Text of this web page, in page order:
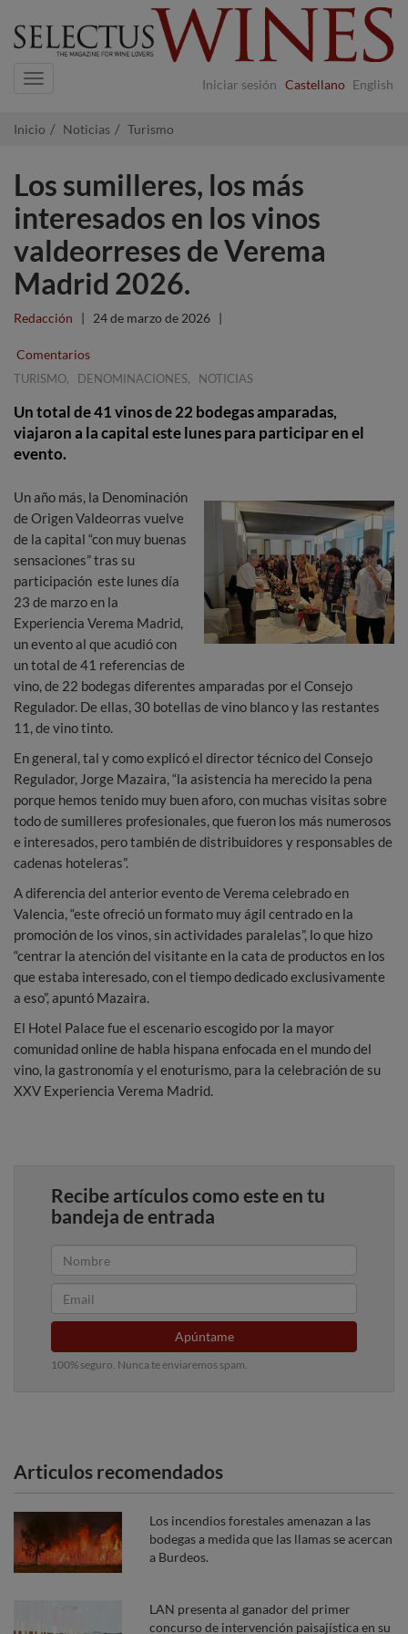
Iniciar sesión Castellano English
Navigation
Inicio Noticias Turismo
Los sumilleres, los más
interesados en los vinos
valdeorreses de Verema
Madrid 2026.
Redacción | 24 de marzo de 2026 |
Comentarios
TURISMO, DENOMINACIONES, NOTICIAS
Un total de 41 vinos de 22 bodegas amparadas,
viajaron a la capital este lunes para participar en el
evento.
Un año más, la Denominación
de Origen Valdeorras vuelve
de la capital “con muy buenas
sensaciones” tras su
participación este lunes día
23 de marzo en la
Experiencia Verema Madrid,
un evento al que acudió con
un total de 41 referencias de
vino, de 22 bodegas diferentes amparadas por el Consejo
Regulador. De ellas, 30 botellas de vino blanco y las restantes
11, de vino tinto.
En general, tal y como explicó el director técnico del Consejo
Regulador, Jorge Mazaira, “la asistencia ha merecido la pena
porque hemos tenido muy buen aforo, con muchas visitas sobre
todo de sumilleres profesionales, que fueron los más numerosos
e interesados, pero también de distribuidores y responsables de
cadenas hoteleras”.
A diferencia del anterior evento de Verema celebrado en
Valencia, “este ofreció un formato muy ágil centrado en la
promoción de los vinos, sin actividades paralelas”, lo que hizo
“centrar la atención del visitante en la cata de productos en los
que estaba interesado, con el tiempo dedicado exclusivamente
a eso”, apuntó Mazaira.
El Hotel Palace fue el escenario escogido por la mayor
comunidad online de habla hispana enfocada en el mundo del
vino, la gastronomía y el enoturismo, para la celebración de su
XXV Experiencia Verema Madrid.
Recibe artículos como este en tu
bandeja de entrada
Apúntame
100% seguro. Nunca te enviaremos spam.
Articulos recomendados
Los incendios forestales amenazan a las
bodegas a medida que las llamas se acercan
a Burdeos.
LAN presenta al ganador del primer
concurso de intervención paisajística en su